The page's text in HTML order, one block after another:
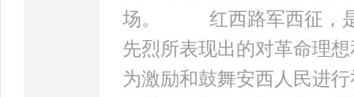
场。 红西路军西征，是
先烈所表现出的对革命理
为激励和鼓舞安西人民进